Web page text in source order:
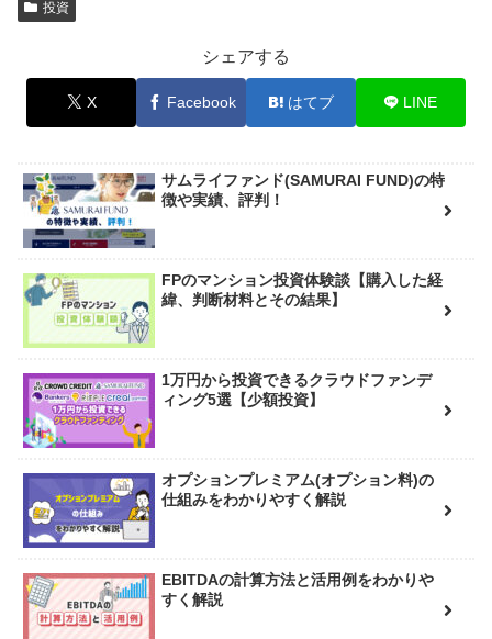
投資
シェアする
X Facebook はてブ LINE
サムライファンド(SAMURAI FUND)の特
徴や実績、評判！
FPのマンション投資体験談【購入した経
緯、判断材料とその結果】
1万円から投資できるクラウドファンデ
ィング5選【少額投資】
オプションプレミアム(オプション料)の
仕組みをわかりやすく解説
EBITDAの計算方法と活用例をわかりや
すく解説